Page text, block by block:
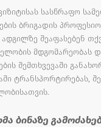
სასწრაფო
ბრიგადის
ადგილზე შეაფასებენ
მდგომარეობას
შემთხვევაში
ტრანსპორტირებას,
ბინაზე